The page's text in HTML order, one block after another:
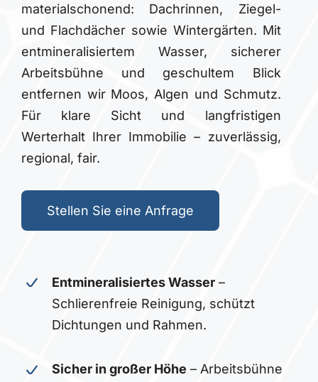
materialschonend: Dachrinnen, Ziegel-
und Flachdächer sowie Wintergärten. Mit
entmineralisiertem Wasser, sicherer
Arbeitsbühne und geschultem Blick
entfernen wir Moos, Algen und Schmutz.
Für klare Sicht und langfristigen
Werterhalt Ihrer Immobilie – zuverlässig,
regional, fair.
Stellen Sie eine Anfrage
Entmineralisiertes Wasser –
Schlierenfreie Reinigung, schützt
Dichtungen und Rahmen.
Sicher in großer Höhe – Arbeitsbühne